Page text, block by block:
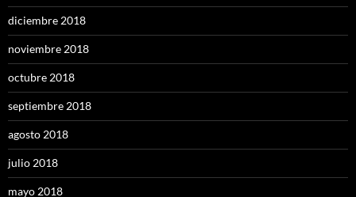
diciembre 2018
noviembre 2018
octubre 2018
septiembre 2018
agosto 2018
julio 2018
mayo 2018